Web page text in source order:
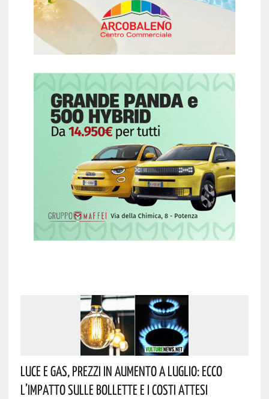
Luce E Gas, Prezzi In Aumento A Luglio: Ecco
L’impatto Sulle Bollette E I Costi Attesi